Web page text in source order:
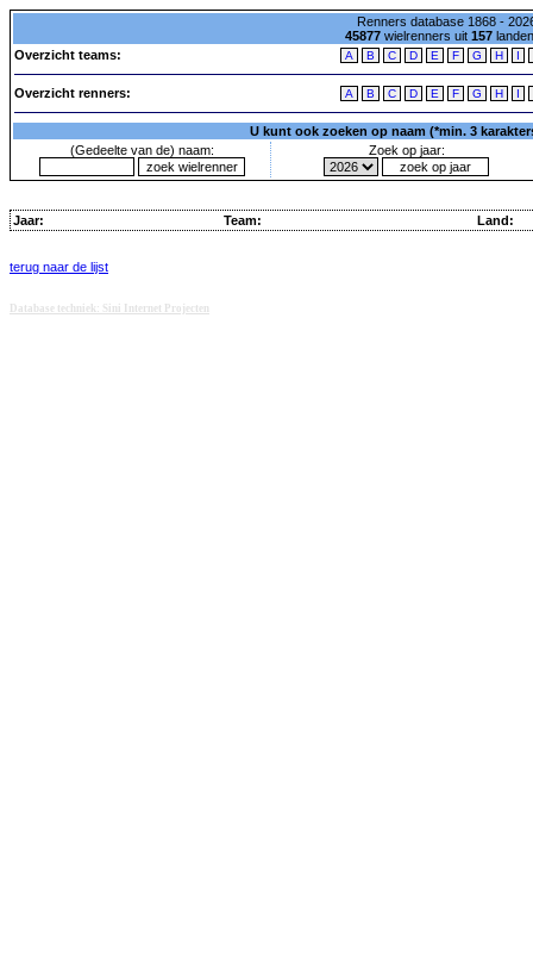
Renners database 1868 -
45877wielrenners uit 157
Overzicht teams:
A B C D E F G H I
Overzicht renners: A B C D E F G H I
U kunt ook zoeken op naam (*min. 3
(Gedeelte van de) naam:
Zoek op jaar:
Jaar: Team: Land:
terug naar de lijst
Database techniek: Sini Internet Projecten